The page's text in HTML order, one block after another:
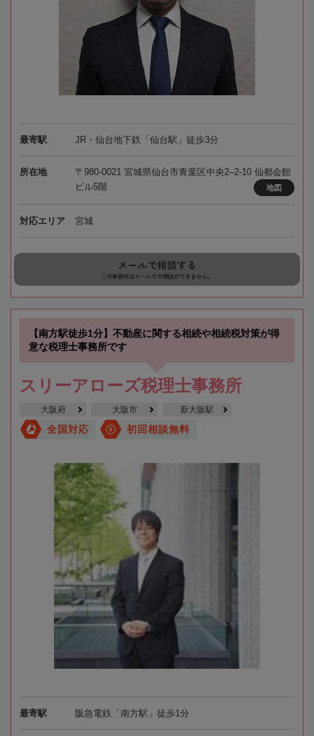
最寄駅 JR・仙台地下鉄「仙台駅」徒歩3分
所在地
〒980-0021 宮城県仙台市青葉区中央2–2-10 仙都会館
ビル5階
地図
対応エリア 宮城
メールで相談する
この事務所はメールでの相談ができません。
【南方駅徒歩1分】不動産に関する相続や相続税対策が得
意な税理士事務所です
スリーアローズ税理士事務所
大阪府 大阪市 新大阪駅
全国対応 初回相談無料
最寄駅 阪急電鉄「南方駅」徒歩1分